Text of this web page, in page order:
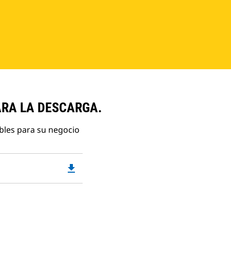
LA DESCARGA.
para su negocio
file_download